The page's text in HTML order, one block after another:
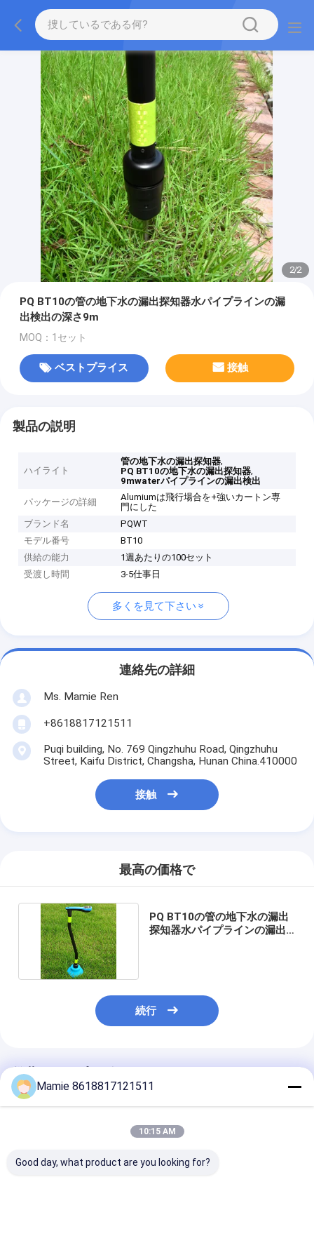
2/2
PQ BT10の管の地下水の漏出探知器水パイプラインの漏
出検出の深さ9m
MOQ：1セット
ベストプライス 接触
製品の説明
ハイライト
管の地下水の漏出探知器,
PQ BT10の地下水の漏出探知器,
9mwaterパイプラインの漏出検出
パッケージの詳細
Alumiumは飛行場合を+強いカートン専
門にした
ブランド名
PQWT
モデル番号
BT10
供給の能力
1週あたりの100セット
受渡し時間
3-5仕事日
多くを見て下さい
連絡先の詳細
Ms. Mamie Ren
+8618817121511
Puqi building, No. 769 Qingzhuhu Road, Qingzhuhu
Street, Kaifu District, Changsha, Hunan China.410000
接触
最高の価格で
PQ BT10の管の地下水の漏出
探知器水パイプラインの漏出
続行
推薦されたプロダクト
Mamie 8618817121511
10:15 AM
Good day, what product are you looking for?